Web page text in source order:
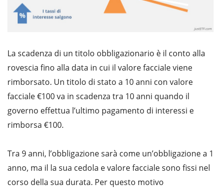
La scadenza di un titolo obbligazionario è il conto alla
rovescia fino alla data in cui il valore facciale viene
rimborsato. Un titolo di stato a 10 anni con valore
facciale €100 va in scadenza tra 10 anni quando il
governo effettua l’ultimo pagamento di interessi e
rimborsa €100.
Tra 9 anni, l’obbligazione sarà come un’obbligazione a 1
anno, ma il la sua cedola e valore facciale sono fissi nel
corso della sua durata. Per questo motivo